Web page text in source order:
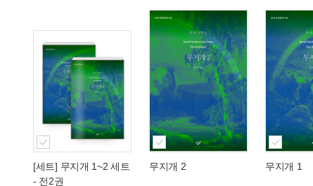
[세트] 무지개 1~2 세트
- 전2권
무지개 2 무지개 1